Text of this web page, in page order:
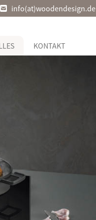
info(at)woodendesign.de
KONTAKT